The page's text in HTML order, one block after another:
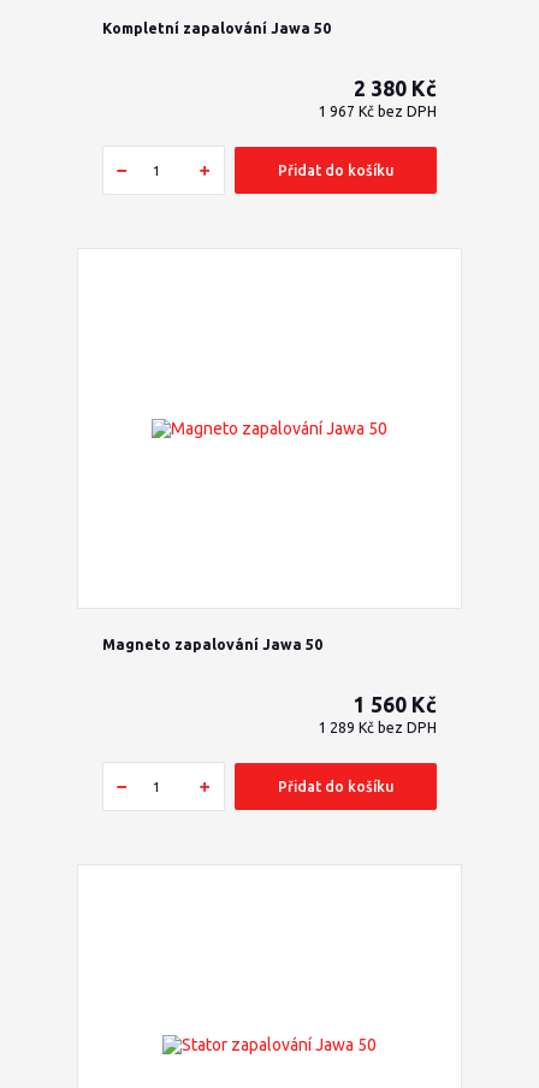
Kompletní zapalování Jawa 50
2 380 Kč
1 967 Kč bez DPH
Přidat do košíku
Magneto zapalování Jawa 50
1 560 Kč
1 289 Kč bez DPH
Přidat do košíku